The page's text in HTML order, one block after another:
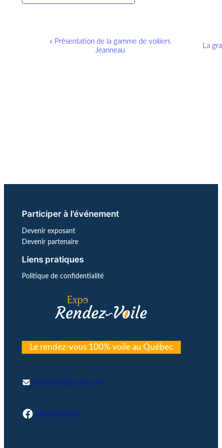
n
e
m
e
n
« Présentation de la gamme de voiliers
Jeanneau
La
Participer à l’événement
Devenir exposant
Devenir partenaire
Liens pratiques
Politique de confidentialité
Le rendez-vous 100% voile au Québec
info@rendezvoile.com
Facebook @RendezVoile